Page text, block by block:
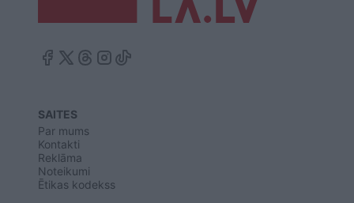
SAITES
Par mums
Kontakti
Reklāma
Noteikumi
Ētikas kodekss